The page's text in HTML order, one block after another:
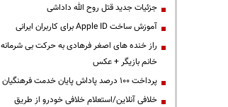
جزئیات جدید قتل روح الله داداشی
آموزش ساخت Apple ID برای کاربران ایرانی
راز خنده های اصغر فرهادی به حرکت بی شرمانه
خانم بازیگر + عکس
پرداخت ۱۰۰ درصد پاداش پایان خدمت فرهنگیان
خلافی آنلاین/استعلام خلافی خودرو از طریق